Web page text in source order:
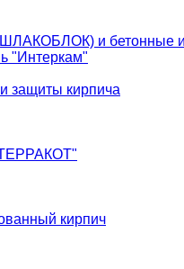
и бетонные
"Интеркам"
защиты кирпича
кирпич